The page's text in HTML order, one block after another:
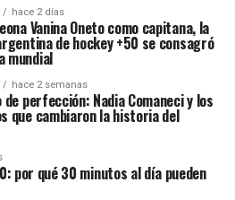
hace 2 días
Vanina Oneto como capitana, la
de hockey +50 se consagró
mundial
hace 2 semanas
de perfección: Nadia Comaneci y los
que cambiaron la historia del
por qué 30 minutos al día pueden